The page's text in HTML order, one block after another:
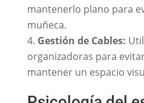
mantenerlo plano para
muñeca.
Gestión de Cables:
organizadoras para
mantener un espacio